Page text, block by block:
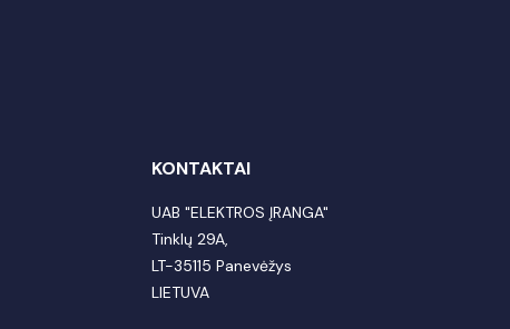
KONTAKTAI
UAB "ELEKTROS ĮRANGA"
Tinklų 29A,
LT-35115 Panevėžys
LIETUVA